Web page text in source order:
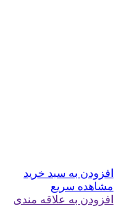
افزودن به سبد خرید
مشاهده سریع
افزودن به علاقه مندی